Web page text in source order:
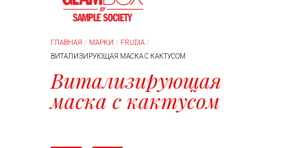
ГЛАВНАЯ МАРКИ
FRUDIA
ВИТАЛИЗИРУЮЩАЯ МАСКА С КАКТУСОМ
Витализирующая
маска с кактусом